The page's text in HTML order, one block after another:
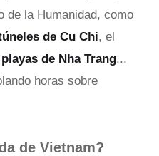
de la Humanidad, como
de Cu Chi, el
playas de Nha Trang...
horas sobre
de Vietnam?